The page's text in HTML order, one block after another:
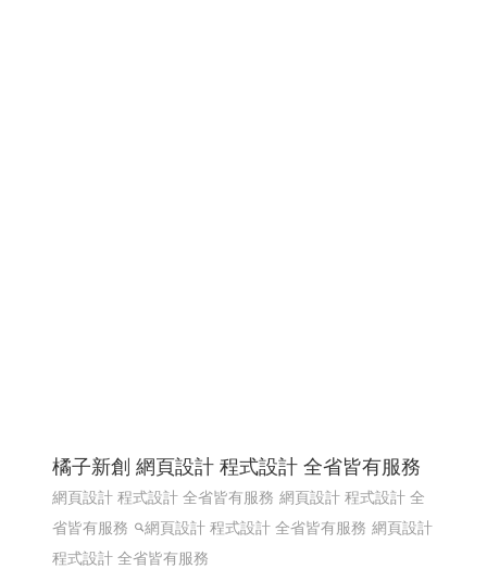
橘子新創 網頁設計 程式設計 全省皆有服務
網頁設計 程式設計 全省皆有服務 網頁設計 程式設計 全
省皆有服務
網頁設計 程式設計 全省皆有服務 網頁設計
程式設計 全省皆有服務